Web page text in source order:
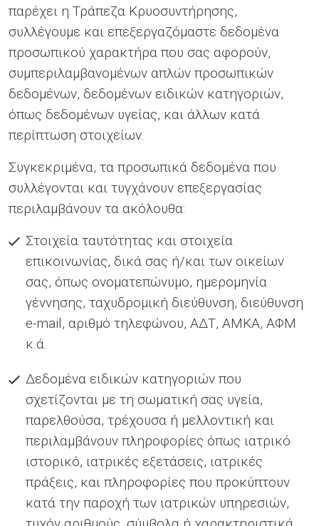
παρέχει η Τράπεζα Κρυοσυντήρησης,
συλλέγουμε και επεξεργαζόμαστε δεδομένα
προσωπικού χαρακτήρα που σας αφορούν,
συμπεριλαμβανομένων απλών προσωπικών
δεδομένων, δεδομένων ειδικών κατηγοριών,
όπως δεδομένων υγείας, και άλλων κατά
περίπτωση στοιχείων.
Συγκεκριμένα, τα προσωπικά δεδομένα που
συλλέγονται και τυγχάνουν επεξεργασίας
περιλαμβάνουν τα ακόλουθα:
Στοιχεία ταυτότητας και στοιχεία
επικοινωνίας, δικά σας ή/και των οικείων
σας, όπως ονοματεπώνυμο, ημερομηνία
γέννησης, ταχυδρομική διεύθυνση, διεύθυνση
e-mail, αριθμό τηλεφώνου, ΑΔΤ, ΑΜΚΑ, ΑΦΜ
κ.ά.
Δεδομένα ειδικών κατηγοριών που
σχετίζονται με τη σωματική σας υγεία,
παρελθούσα, τρέχουσα ή μελλοντική και
περιλαμβάνουν πληροφορίες όπως ιατρικό
ιστορικό, ιατρικές εξετάσεις, ιατρικές
πράξεις, και πληροφορίες που προκύπτουν
κατά την παροχή των ιατρικών υπηρεσιών,